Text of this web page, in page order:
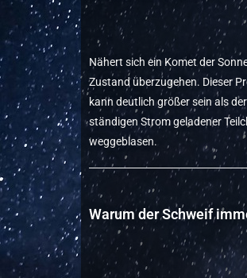
Nähert sich ein Komet der
Zustand überzugehen. Dieser
kann deutlich größer sein als
ständigen Strom geladener
weggeblasen.
Warum der Schweif